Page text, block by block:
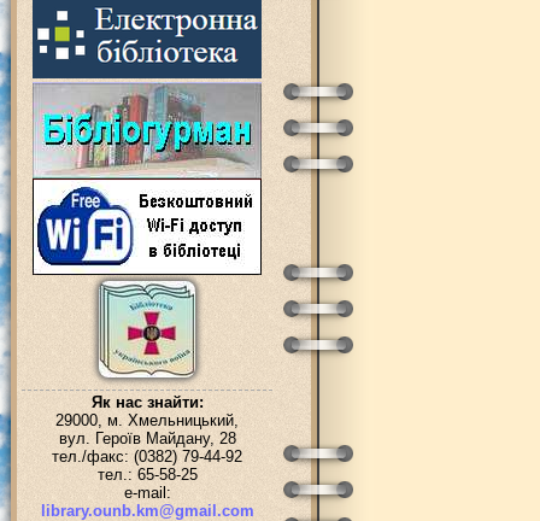
Як нас знайти:
29000, м. Хмельницький,
вул. Героїв Майдану, 28
тел./факс: (0382) 79-44-92
тел.: 65-58-25
e-mail:
library.ounb.km@gmail.com